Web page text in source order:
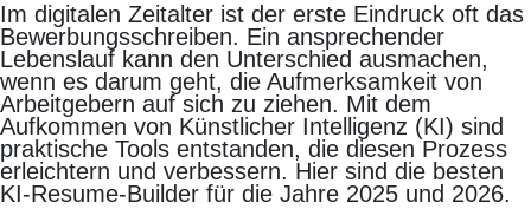
Im digitalen Zeitalter ist der erste Eindruck oft das
Bewerbungsschreiben. Ein ansprechender
Lebenslauf kann den Unterschied ausmachen,
wenn es darum geht, die Aufmerksamkeit von
Arbeitgebern auf sich zu ziehen. Mit dem
Aufkommen von Künstlicher Intelligenz (KI) sind
praktische Tools entstanden, die diesen Prozess
erleichtern und verbessern. Hier sind die besten
KI-Resume-Builder für die Jahre 2025 und 2026.